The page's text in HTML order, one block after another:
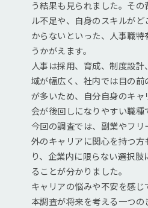
う結果も見られました。そ
ル不足や、自身のスキルが
からないといった、人事職
うかがえます。
人事は採用、育成、制度設
域が幅広く、社内では目の
が多いため、自分自身のキ
会が後回しになりやすい職種
今回の調査では、副業やフ
外のキャリアに関心を持つ
り、企業内に限らない選択
ることが分かりました。
キャリアの悩みや不安を感じ
本調査が将来を考える一つ